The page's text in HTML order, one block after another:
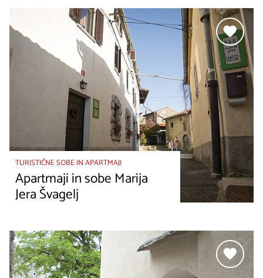
TURISTIČNE SOBE IN APARTMAJI
Apartmaji in sobe Marija
Jera Švagelj